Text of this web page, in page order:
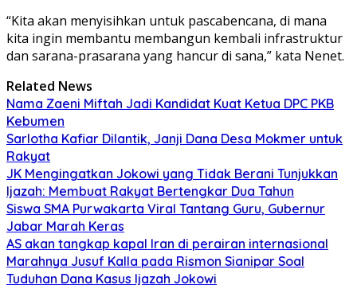
“Kita akan menyisihkan untuk pascabencana, di mana
kita ingin membantu membangun kembali infrastruktur
dan sarana-prasarana yang hancur di sana,” kata Nenet.
Related News
Nama Zaeni Miftah Jadi Kandidat Kuat Ketua DPC PKB
Kebumen
Sarlotha Kafiar Dilantik, Janji Dana Desa Mokmer untuk
Rakyat
JK Mengingatkan Jokowi yang Tidak Berani Tunjukkan
Ijazah: Membuat Rakyat Bertengkar Dua Tahun
Siswa SMA Purwakarta Viral Tantang Guru, Gubernur
Jabar Marah Keras
AS akan tangkap kapal Iran di perairan internasional
Marahnya Jusuf Kalla pada Rismon Sianipar Soal
Tuduhan Dana Kasus Ijazah Jokowi